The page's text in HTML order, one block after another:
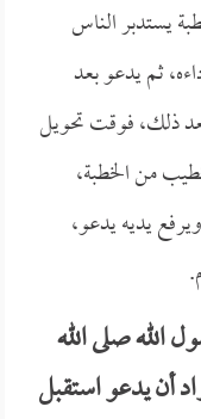
يستدبر الناس
ثم يدعو بعد
ذلك، فوقت تحويل
من الخطبة،
يديه يدعو،
صلى الله
أن يدعو استقبل